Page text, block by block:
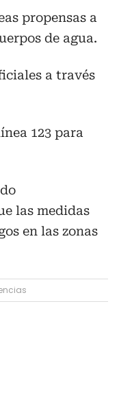
propensas a
de agua.
a través
123 para
las medidas
en las zonas